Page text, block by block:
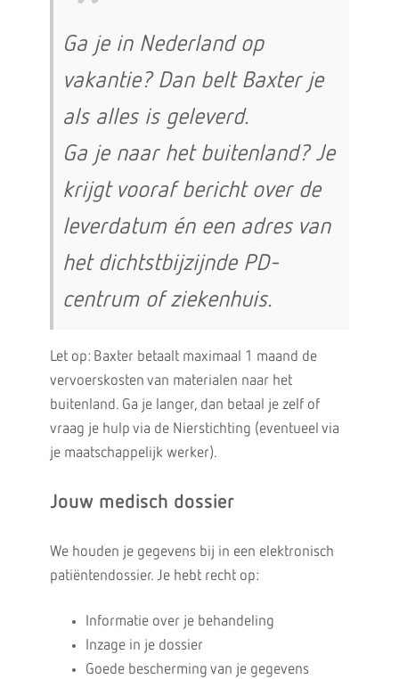
Ga je in Nederland op
vakantie? Dan belt Baxter je
als alles is geleverd.
Ga je naar het buitenland? Je
krijgt vooraf bericht over de
leverdatum én een adres van
het dichtstbijzijnde PD-
centrum of ziekenhuis.
Let op: Baxter betaalt maximaal 1 maand de
vervoerskosten van materialen naar het
buitenland. Ga je langer, dan betaal je zelf of
vraag je hulp via de Nierstichting (eventueel via
je maatschappelijk werker).
Jouw medisch dossier
We houden je gegevens bij in een elektronisch
patiëntendossier. Je hebt recht op:
Informatie over je behandeling
Inzage in je dossier
Goede bescherming van je gegevens